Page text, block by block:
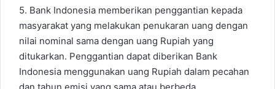
5. Bank Indonesia memberikan penggantian kepada
masyarakat yang melakukan penukaran uang dengan
nilai nominal sama dengan uang Rupiah yang
ditukarkan. Penggantian dapat diberikan Bank
Indonesia menggunakan uang Rupiah dalam pecahan